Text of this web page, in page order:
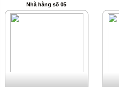
Nhà hàng số 05